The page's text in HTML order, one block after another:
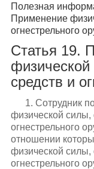
Полезная
Применение
огнестрельного
Статья 19.
средств и
1. Сотрудник
физической силы,
огнестрельного
отношении
физической силы,
огнестрельного